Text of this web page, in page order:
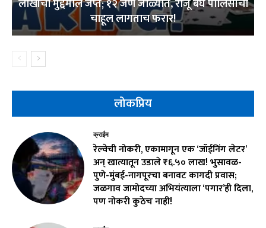
लाखांचा मुद्देमाल जप्त; १२ जण जाळ्यात, राजू बघे पोलिसांची
चाहूल लागताच फरार!
लोकप्रिय
क्राईम
रेल्वेची नोकरी, एकामागून एक ‘जॉईनिंग लेटर’
अन् खात्यातून उडाले ₹६.५० लाख! भुसावळ-
पुणे-मुंबई-नागपूरचा बनावट कागदी प्रवास;
जळगाव जामोदच्या अभियंत्याला ‘पगार’ही दिला,
पण नोकरी कुठेच नाही!